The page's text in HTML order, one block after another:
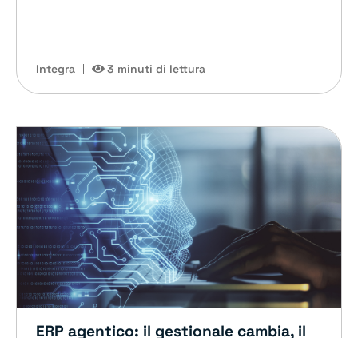
Integra 3 minuti di lettura
ERP agentico: il gestionale cambia, il